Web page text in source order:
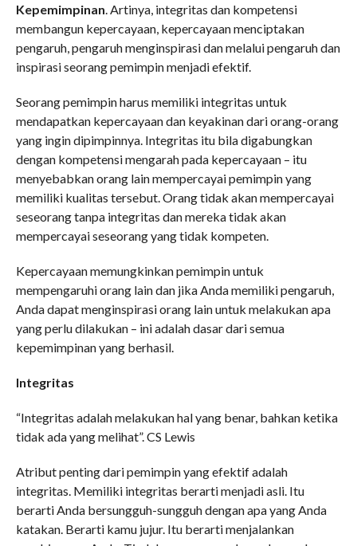
Kepemimpinan . Artinya, integritas dan kompetensi
membangun kepercayaan, kepercayaan menciptakan
pengaruh, pengaruh menginspirasi dan melalui pengaruh dan
inspirasi seorang pemimpin menjadi efektif.
Seorang pemimpin harus memiliki integritas untuk
mendapatkan kepercayaan dan keyakinan dari orang-orang
yang ingin dipimpinnya. Integritas itu bila digabungkan
dengan kompetensi mengarah pada kepercayaan – itu
menyebabkan orang lain mempercayai pemimpin yang
memiliki kualitas tersebut. Orang tidak akan mempercayai
seseorang tanpa integritas dan mereka tidak akan
mempercayai seseorang yang tidak kompeten.
Kepercayaan memungkinkan pemimpin untuk
mempengaruhi orang lain dan jika Anda memiliki pengaruh,
Anda dapat menginspirasi orang lain untuk melakukan apa
yang perlu dilakukan – ini adalah dasar dari semua
kepemimpinan yang berhasil.
Integritas
“Integritas adalah melakukan hal yang benar, bahkan ketika
tidak ada yang melihat”. CS Lewis
Atribut penting dari pemimpin yang efektif adalah
integritas. Memiliki integritas berarti menjadi asli. Itu
berarti Anda bersungguh-sungguh dengan apa yang Anda
katakan. Berarti kamu jujur. Itu berarti menjalankan